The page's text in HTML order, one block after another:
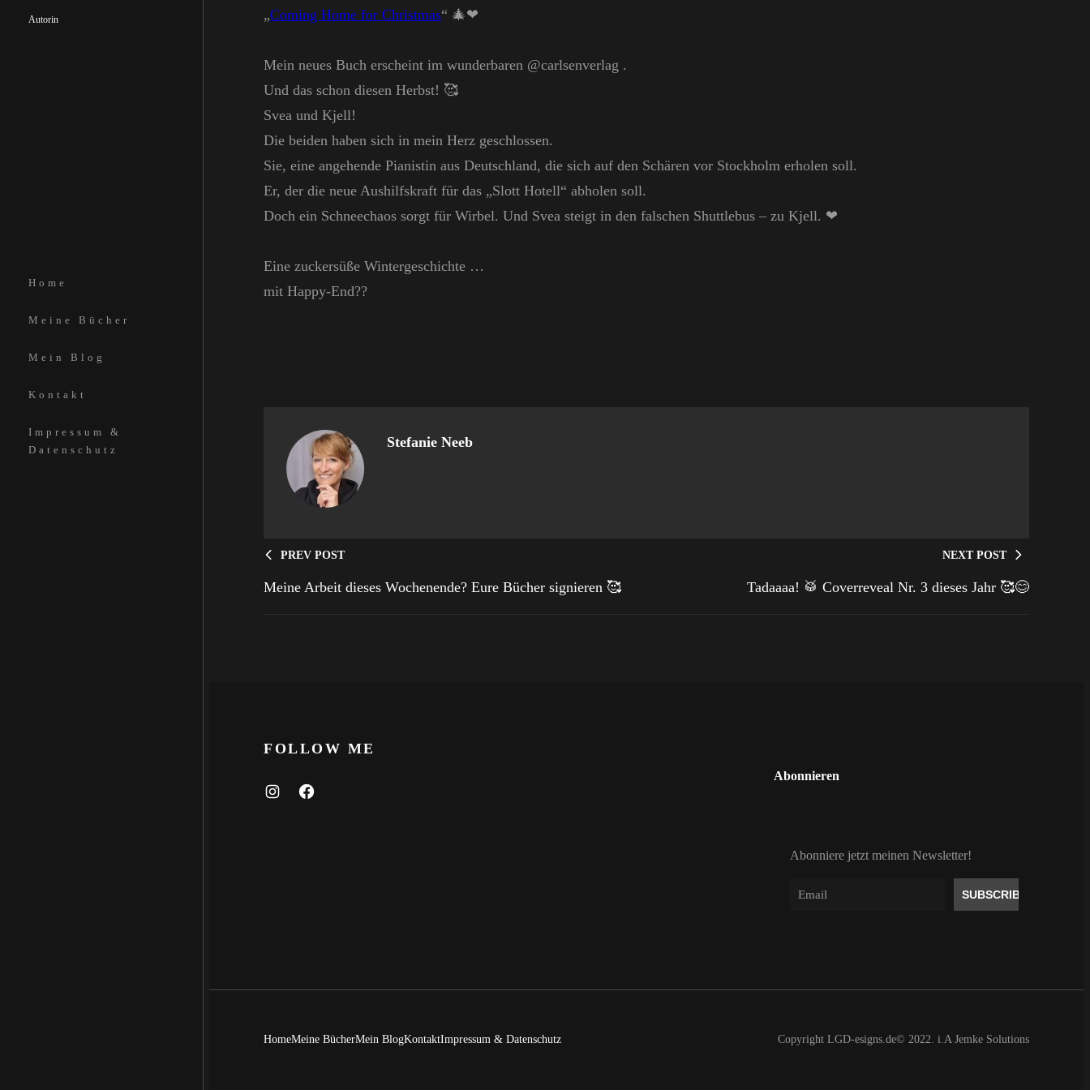
Autorin
Home
Meine Bücher
Mein Blog
Kontakt
Impressum &
Datenschutz
„Coming Home for Christmas“ 🎄❤
Mein neues Buch erscheint im wunderbaren @carlsenverlag .
Und das schon diesen Herbst! 🥰
Svea und Kjell!
Die beiden haben sich in mein Herz geschlossen.
Sie, eine angehende Pianistin aus Deutschland, die sich auf den Schären vor Stockholm erholen soll.
Er, der die neue Aushilfskraft für das „Slott Hotell“ abholen soll.
Doch ein Schneechaos sorgt für Wirbel. Und Svea steigt in den falschen Shuttlebus – zu Kjell. ❤
Eine zuckersüße Wintergeschichte …
mit Happy-End??
Stefanie Neeb
PREV POST
Meine Arbeit dieses Wochenende? Eure Bücher signieren 🥰
NEXT POST
Tadaaaa! 🥁 Coverreveal Nr. 3 dieses Jahr 🥰😊
FOLLOW ME
I
F
Abonnieren
Abonniere jetzt meinen Newsletter!
HomeMeine BücherMein BlogKontaktImpressum & Datenschutz Copyright LGD-esigns.de© 2022. i.AJemke Solutions